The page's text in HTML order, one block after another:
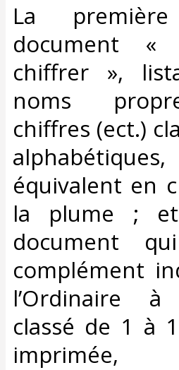
‎La
document «
chiffrer »,
noms
chiffres (ect.)
équivalent en
la plume ;
document
complément
l’Ordinaire
classé de 1 à